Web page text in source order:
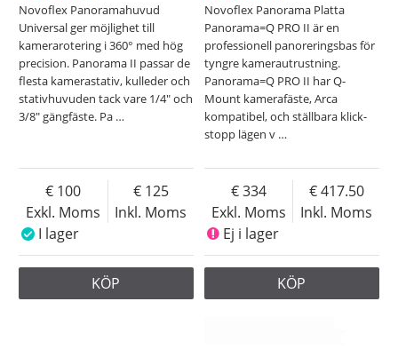
Novoflex Panoramahuvud
Universal ger möjlighet till
kamerarotering i 360° med hög
precision. Panorama II passar de
flesta kamerastativ, kulleder och
stativhuvuden tack vare 1/4" och
3/8" gängfäste. Pa …
Exkl. Moms
100
Inkl. Moms
125
I lager
KÖP
Novoflex Panorama Platta
Panorama=Q PRO II är en
professionell panoreringsbas för
tyngre kamerautrustning.
Panorama=Q PRO II har Q-
Mount kamerafäste, Arca
kompatibel, och ställbara klick-
stopp lägen v …
Exkl. Moms
334
Inkl. Moms
417.50
Ej i lager
KÖP